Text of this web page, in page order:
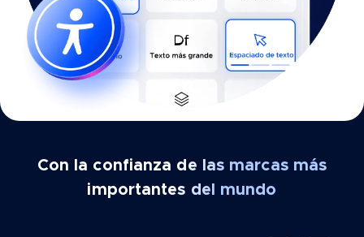
Con la confianza de las marcas más
importantes del mundo